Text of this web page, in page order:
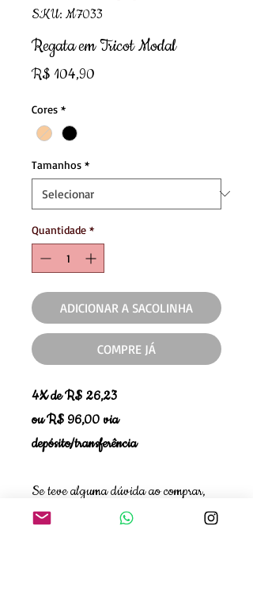
SKU: M7033
Regata em Tricot Modal
R$ 104,90
Cores *
Tamanhos *
Quantidade *
ADICIONAR A SACOLINHA
COMPRE JÁ
4X de R$ 26,23
ou R$ 96,00 via
depósito/transferência
Se teve alguma dúvida ao comprar,
quer verificar disponibilidade de